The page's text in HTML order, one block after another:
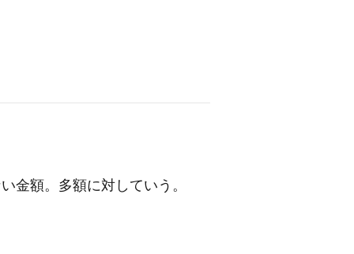
金額。多額に対していう。